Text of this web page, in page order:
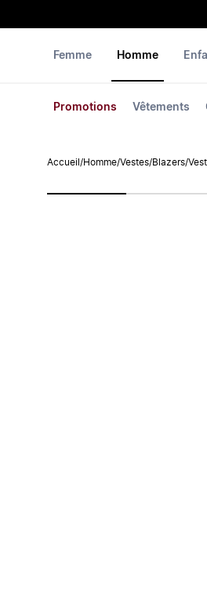
Femme Homme
Promotions Vêtements
Accueil /Homme/Vestes/Blazers/